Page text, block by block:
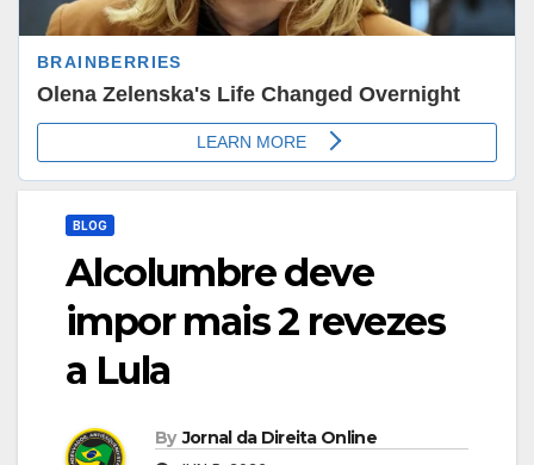
BLOG
Alcolumbre deve
impor mais 2 revezes
a Lula
By Jornal da Direita Online